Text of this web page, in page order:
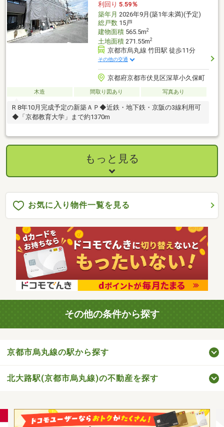
利回り 5.59％
築年月 2026年9月(築1年未満)(予定)
総戸数15戸
建物面積565.5m2
土地面積271.55m2
京都市烏丸線 竹田駅 徒歩11分
その他の交通
京都府京都市伏見区深草小久保町
木造 間取り図あり 写真あり
R 8年10月完成予定の新築ＡＰ◆近鉄・地下鉄・京阪の3線利用可
◆「京都教育大学」まで約1370m
もっと見る
お気に入り物件一覧を見る
その他の条件から探す
京都市烏丸線の駅から探す
北大路駅(京都市烏丸線)の不動産を探す